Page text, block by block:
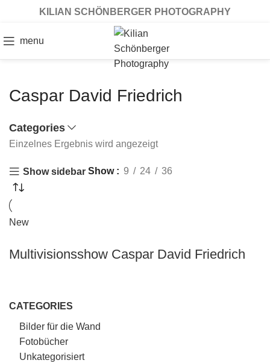
KILIAN SCHÖNBERGER PHOTOGRAPHY
menu
Caspar David Friedrich
Categories
CATEGORIES
Bilder für die Wand
Fotobücher
Unkategorisiert
Einzelnes Ergebnis wird angezeigt
Show sidebar Show 9 24 36
New
Multivisionsshow Caspar David Friedrich